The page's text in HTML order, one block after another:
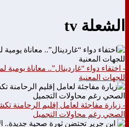
الشعلة tv
- اختفاء دواء “غاردينال”.. معاناة
للجهات المعنية
- زيارة مفاجئة لعامل إقليم الرحامنة
الصحي رغم محاولات التجميل